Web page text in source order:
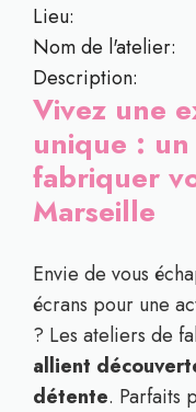
Lieu:
Nom de l'atelier:
Description:
Vivez une
unique :
fabriquer
Marseille
Envie de vous
écrans pour une
? Les ateliers de
allient
détente. Parfaits